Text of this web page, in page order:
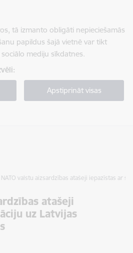
tā izmanto obligāti nepieciešamās
papildus šajā vietnē var tikt
mediju sīkdatnes.
Apstiprināt visas
NATO valstu aizsardzības atašeji iepazīstas ar
atašeji
uz Latvijas